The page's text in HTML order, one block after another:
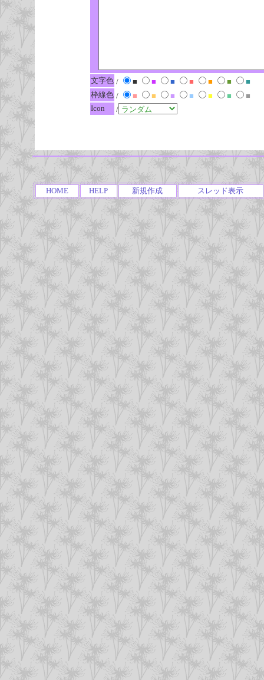
文字色 / ■ ■ ■ ■ ■ ■
■
枠線色 / ■ ■ ■ ■ ■ ■
■
Icon
/
HOME HELP 新規作成 スレッド表示